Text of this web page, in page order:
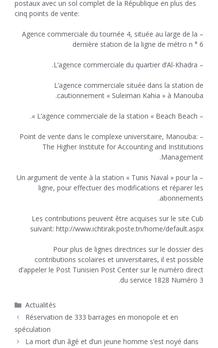
postaux avec un sol complet de la République en plus des
cinq points de vente:
– Agence commerciale du tournée 4, située au large de la
dernière station de la ligne de métro n ° 6
– L’agence commerciale du quartier d’Al-Khadra.
L’agence commerciale située dans la station de
cautionnement « Suleiman Kahia » à Manouba.
– L’agence commerciale de la station « Beach Beach ».
– Point de vente dans le complexe universitaire, Manouba:
The Higher Institute for Accounting and Institutions
Management.
– Un argument de vente à la station « Tunis Naval » pour la
ligne, pour effectuer des modifications et réparer les
abonnements.
Les contributions peuvent être acquises sur le site Cub
suivant: http://www.ichtirak.poste.tn/home/default.aspx
Pour plus de lignes directrices sur le dossier des
contributions scolaires et universitaires, il est possible
d’appeler le Post Tunisien Post Center sur le numéro direct
du service 1828 Numéro 3.
Catégories
Actualités
Réservation de 333 barrages en monopole et en
spéculation
La mort d’un âgé et d’un jeune homme s’est noyé dans